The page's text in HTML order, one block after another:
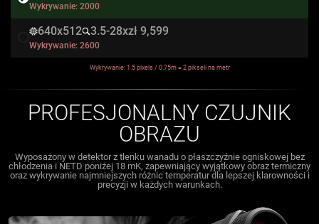
Wykrywanie: 2000
640x512 3.5-28xzł 9,599
Wykrywanie: 2600
Wykrywanie: 1.5 pixels / 0.75m = 2 pikseli na metr
PROFESJONALNY CZUJNIK
OBRAZU
Wyposażony w detektor z tlenku wanadu o płaszczyźnie ogniskowej bez
chłodzenia i NETD poniżej 18 mK, zapewniający wyjątkowy obraz termiczny
oraz wykrywanie najmniejszych różnic temperatur dla lepszej klarowności i
precyzji w każdych warunkach.